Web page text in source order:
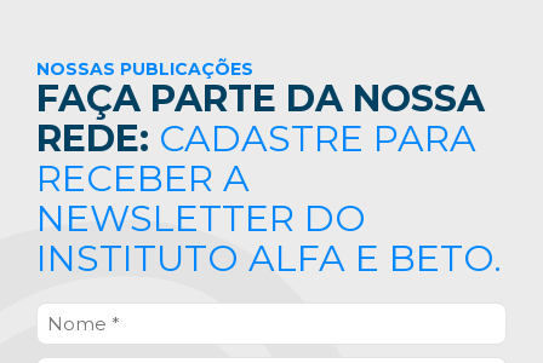
NOSSAS PUBLICAÇÕES
FAÇA PARTE DA NOSSA
REDE: CADASTRE PARA
RECEBER A
NEWSLETTER DO
INSTITUTO ALFA E BETO.